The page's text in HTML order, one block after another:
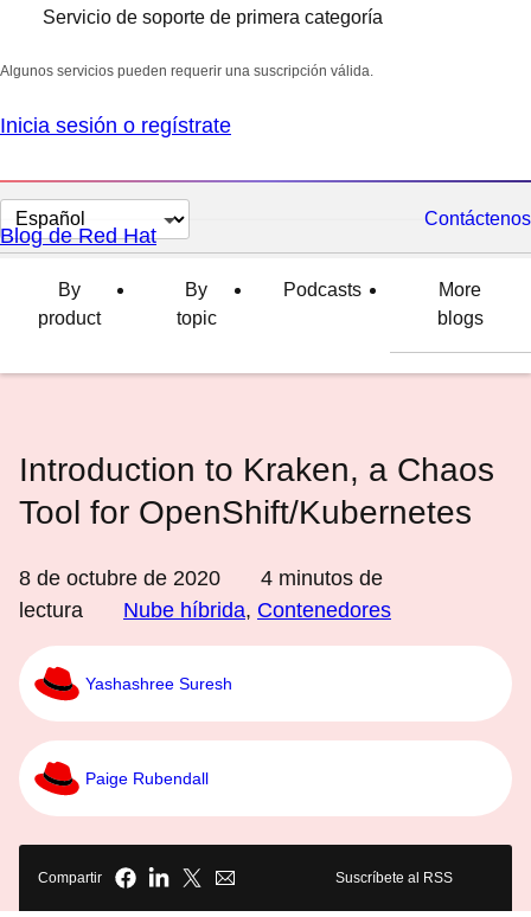
Servicio de soporte de primera categoría
Algunos servicios pueden requerir una suscripción válida.
Inicia sesión o regístrate
Cambiar
el
idioma
Contáctenos
Blog de Red Hat
By
product
By
topic
Podcasts
More
blogs
Introduction to Kraken, a Chaos
Tool for OpenShift/Kubernetes
8 de octubre de 2020 4 minutos de
lectura
Nube híbrida, Contenedores
Yashashree Suresh
Paige Rubendall
Compartir Suscríbete al RSS